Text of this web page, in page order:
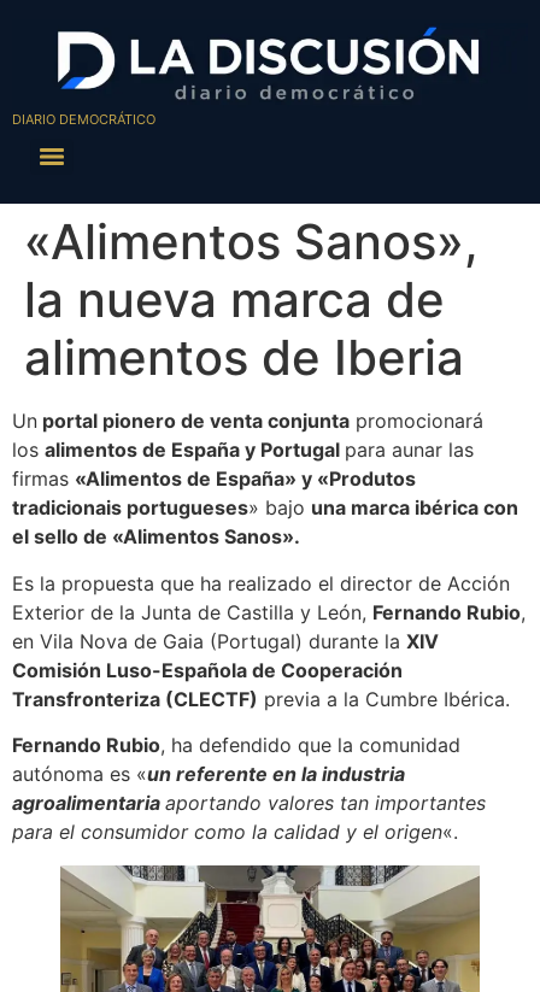
DIARIO DEMOCRÁTICO
«Alimentos Sanos»,
la nueva marca de
alimentos de Iberia
Un portal pionero de venta conjunta promocionará
los alimentos de España y Portugal para aunar las
firmas «Alimentos de España» y «Produtos
tradicionais portugueses» bajo una marca ibérica con
el sello de «Alimentos Sanos».
Es la propuesta que ha realizado el director de Acción
Exterior de la Junta de Castilla y León, Fernando Rubio,
en Vila Nova de Gaia (Portugal) durante la XIV
Comisión Luso-Española de Cooperación
Transfronteriza (CLECTF) previa a la Cumbre Ibérica.
Fernando Rubio, ha defendido que la comunidad
autónoma es «un referente en la industria
agroalimentaria aportando valores tan importantes
para el consumidor como la calidad y el origen«.